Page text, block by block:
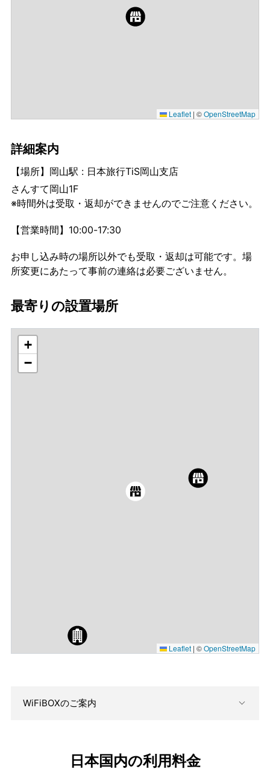
Leaflet | ©OpenStreetMap
詳細案内
【場所】岡山駅 : 日本旅行TiS岡山支店
さんすて岡山1F
※時間外は受取・返却ができませんのでご注意ください。
【営業時間】10:00-17:30
お申し込み時の場所以外でも受取・返却は可能です。場
所変更にあたって事前の連絡は必要ございません。
最寄りの設置場所
+
−
Leaflet | ©OpenStreetMap
WiFiBOXのご案内
日本国内の利用料金